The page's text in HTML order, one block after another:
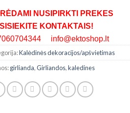
NUSIPIRKTI PREKES
KONTAKTAIS!
info@ektoshop.lt
Kalėdinės dekoracijos/apšvietimas
girlianda,Girliandos,kaledines